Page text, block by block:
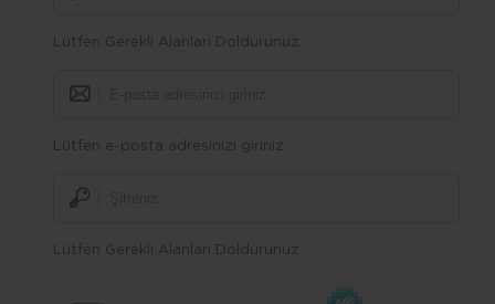
Lütfen Gerekli Alanları Doldurunuz.
Lütfen e-posta adresinizi giriniz
Lütfen Gerekli Alanları Doldurunuz.